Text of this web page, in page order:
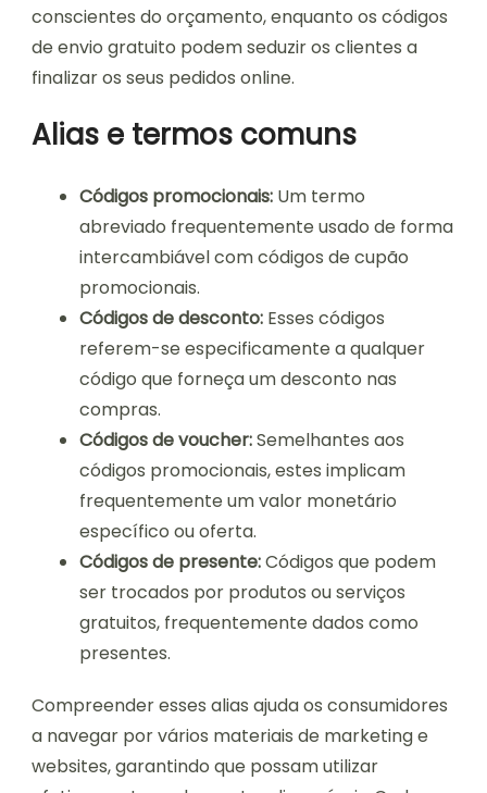
conscientes do orçamento, enquanto os códigos
de envio gratuito podem seduzir os clientes a
finalizar os seus pedidos online.
Alias e termos comuns
Códigos promocionais: Um termo
abreviado frequentemente usado de forma
intercambiável com códigos de cupão
promocionais.
Códigos de desconto: Esses códigos
referem-se especificamente a qualquer
código que forneça um desconto nas
compras.
Códigos de voucher:Semelhantes aos
códigos promocionais, estes implicam
frequentemente um valor monetário
específico ou oferta.
Códigos de presente:Códigos que podem
ser trocados por produtos ou serviços
gratuitos, frequentemente dados como
presentes.
Compreender esses alias ajuda os consumidores
a navegar por vários materiais de marketing e
websites, garantindo que possam utilizar